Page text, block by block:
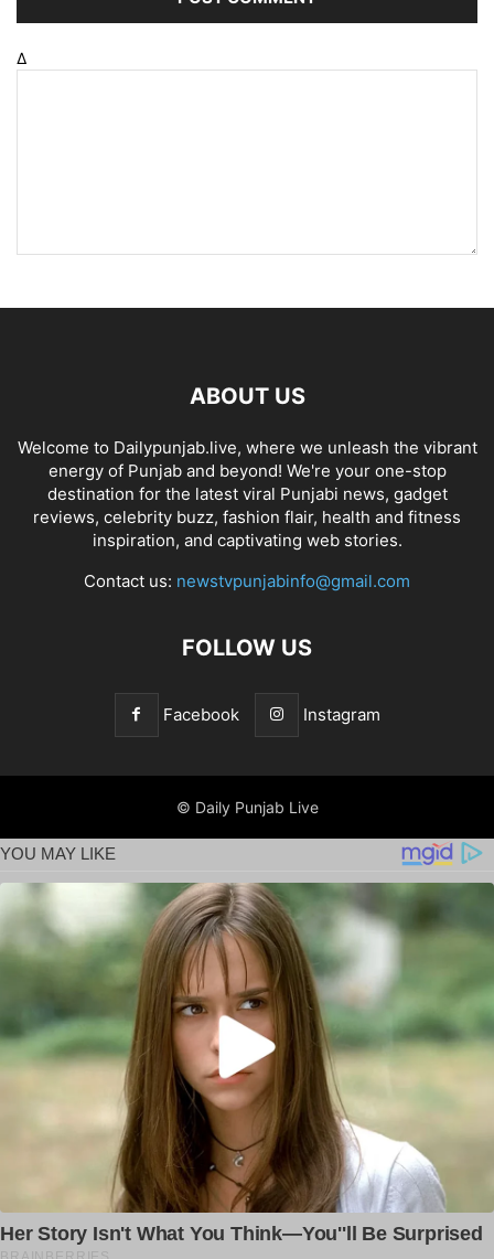
Δ
ABOUT US
Welcome to Dailypunjab.live, where we unleash the vibrant
energy of Punjab and beyond! We're your one-stop
destination for the latest viral Punjabi news, gadget
reviews, celebrity buzz, fashion flair, health and fitness
inspiration, and captivating web stories.
Contact us: newstvpunjabinfo@gmail.com
FOLLOW US
Facebook Instagram
© Daily Punjab Live